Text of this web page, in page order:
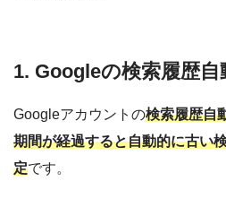
1. Googleの検索履歴自
Googleアカウントの検索履歴自
期間が経過すると自動的に古い
定です。